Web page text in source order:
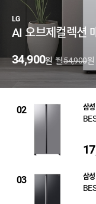
LG
AI 오브제컬렉션
34,900원 월 54,900원
02 삼성
03 삼성